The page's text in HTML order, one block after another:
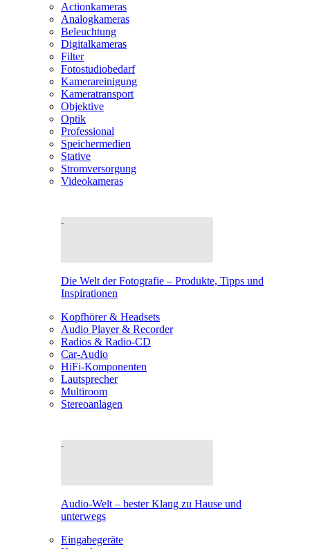
Actionkameras
Analogkameras
Beleuchtung
Digitalkameras
Filter
Fotostudiobedarf
Kamerareinigung
Kameratransport
Objektive
Optik
Professional
Speichermedien
Stative
Stromversorgung
Videokameras
Die Welt der Fotografie – Produkte, Tipps und
Inspirationen
Kopfhörer & Headsets
Audio Player & Recorder
Radios & Radio-CD
Car-Audio
HiFi-Komponenten
Lautsprecher
Multiroom
Stereoanlagen
Audio-Welt – bester Klang zu Hause und
unterwegs
Eingabegeräte